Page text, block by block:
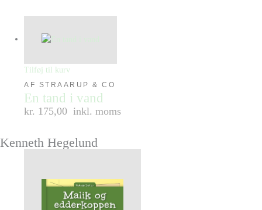
Tilføj til kurv
AF STRAARUP & CO
En tand i vand
kr. 175,00 inkl. moms
Kenneth Hegelund